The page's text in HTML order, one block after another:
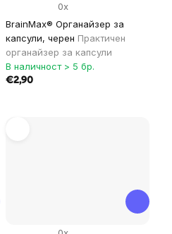
BrainMax® Органайзер за
капсули, черен Практичен
органайзер за капсули
0x
В наличност > 5 бр.
€2,90